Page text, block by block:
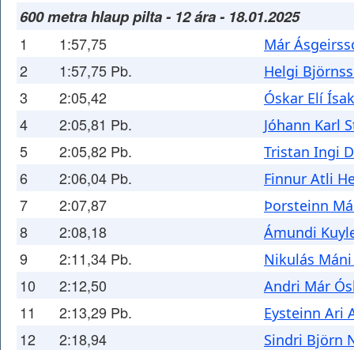
600 metra hlaup pilta - 12 ára - 18.01.2025
1 1:57,75 Már
2 1:57,75 Pb. Helgi
3 2:05,42 Óskar Elí
4 2:05,81 Pb. Jóhann Karl
5 2:05,82 Pb. Tristan Ingi
6 2:06,04 Pb. Finnur Atli
7 2:07,87 Þorsteinn
8 2:08,18 Ámundi
9 2:11,34 Pb. Nikulás
10 2:12,50 Andri Már
11 2:13,29 Pb. Eysteinn Ari
12 2:18,94 Sindri Björn